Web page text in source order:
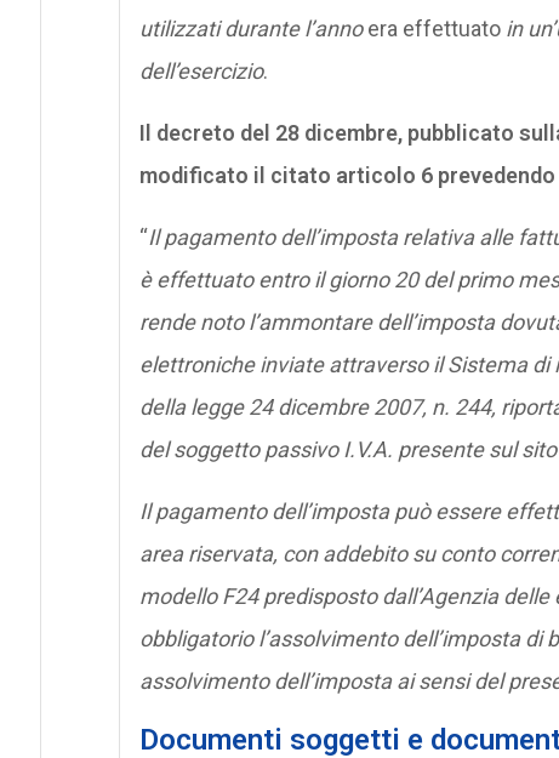
utilizzati durante l’annoera effettuatoin
dell’esercizio.
Il decreto del 28 dicembre, pubblicato
modificato il citato articolo 6 prevedendo
“Il pagamento dell’imposta relativa alle
è effettuato entro il giorno 20 del primo
rende noto l’ammontare dell’imposta
elettroniche inviate attraverso il Sistema di
della legge 24 dicembre 2007, n. 244,
del soggetto passivo I.V.A. presente sul
Il pagamento dell’imposta può essere
area riservata, con addebito su conto
modello F24 predisposto dall’Agenzia
obbligatorio l’assolvimento dell’imposta
assolvimento dell’imposta ai sensi del
Documenti soggetti e